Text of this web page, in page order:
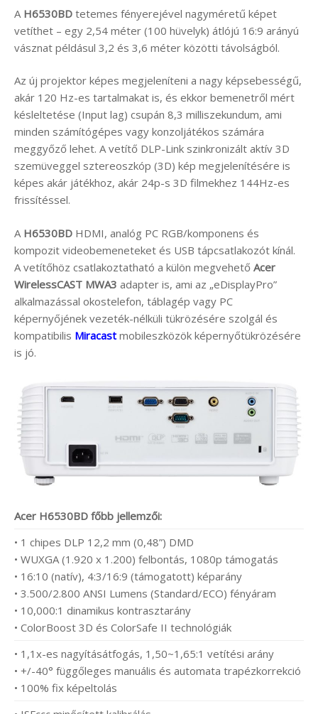
A H6530BD tetemes fényerejével nagyméretű képet
vetíthet – egy 2,54 méter (100 hüvelyk) átlójú 16:9 arányú
vásznat példásul 3,2 és 3,6 méter közötti távolságból.
Az új projektor képes megjeleníteni a nagy képsebességű,
akár 120 Hz-es tartalmakat is, és ekkor bemenetről mért
késleltetése (Input lag) csupán 8,3 milliszekundum, ami
minden számítógépes vagy konzoljátékos számára
meggyőző lehet. A vetítő DLP-Link szinkronizált aktív 3D
szemüveggel sztereoszkóp (3D) kép megjelenítésére is
képes akár játékhoz, akár 24p-s 3D filmekhez 144Hz-es
frissítéssel.
A H6530BD HDMI, analóg PC RGB/komponens és
kompozit videobemeneteket és USB tápcsatlakozót kínál.
A vetítőhöz csatlakoztatható a külön megvehető Acer
WirelessCAST MWA3 adapter is, ami az „eDisplayPro”
alkalmazással okostelefon, táblagép vagy PC
képernyőjének vezeték-nélküli tükrözésére szolgál és
kompatibilis Miracast mobileszközök képernyőtükrözésére
is jó.
Acer H6530BD főbb jellemzői:
• 1 chipes DLP 12,2 mm (0,48”) DMD
• WUXGA (1.920 x 1.200) felbontás, 1080p támogatás
• 16:10 (natív), 4:3/16:9 (támogatott) képarány
• 3.500/2.800 ANSI Lumens (Standard/ECO) fényáram
• 10,000:1 dinamikus kontrasztarány
• ColorBoost 3D és ColorSafe II technológiák
• 1,1x-es nagyításátfogás, 1,50~1,65:1 vetítési arány
• +/-40° függőleges manuális és automata trapézkorrekció
• 100% fix képeltolás